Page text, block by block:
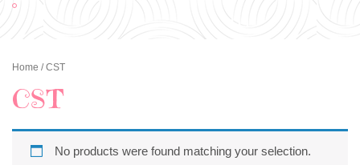
Home / CST
CST
No products were found matching your selection.